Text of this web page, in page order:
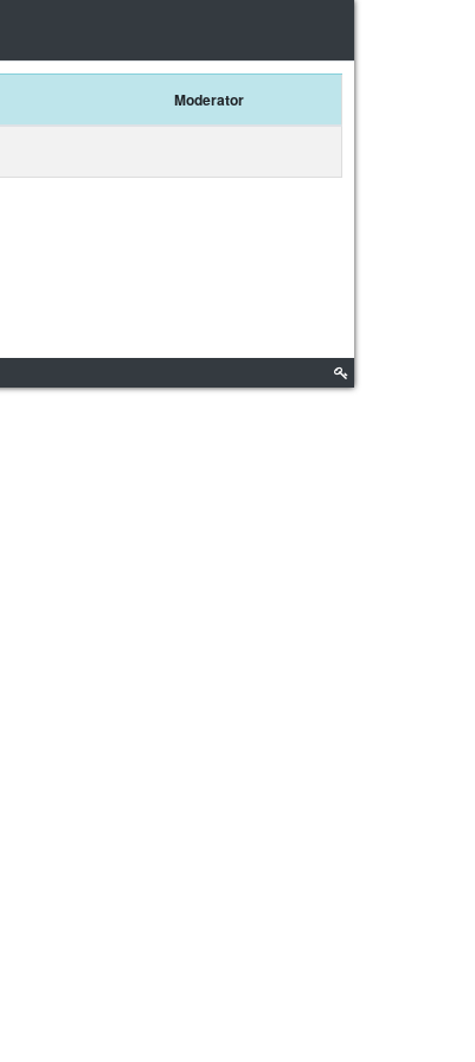
Moderator